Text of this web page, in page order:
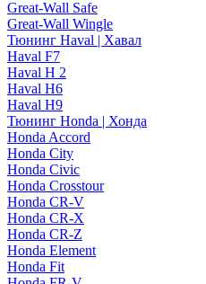
Great-Wall Safe
Great-Wall Wingle
Тюнинг Haval | Хавал
Haval F7
Haval H 2
Haval H6
Haval H9
Тюнинг Honda | Хонда
Honda Accord
Honda City
Honda Civic
Honda Crosstour
Honda CR-V
Honda CR-X
Honda CR-Z
Honda Element
Honda Fit